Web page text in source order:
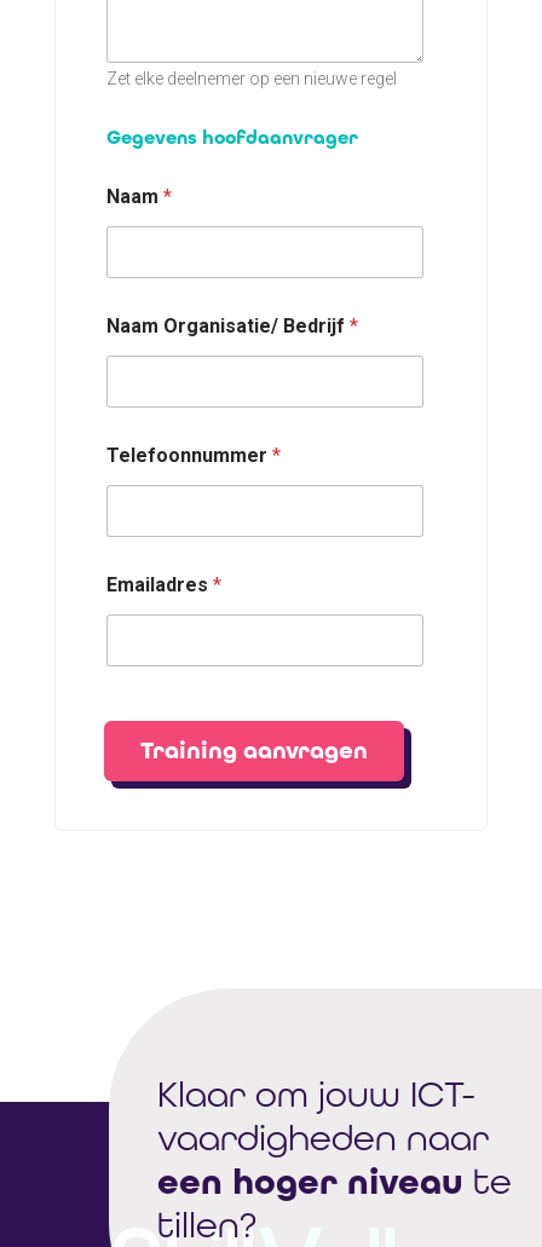
Zet elke deelnemer op een nieuwe regel
Gegevens hoofdaanvrager
Naam *
Naam Organisatie/ Bedrijf *
Telefoonnummer *
Emailadres *
Training aanvragen
Klaar om jouw ICT-
vaardigheden naar
een hoger niveau te
tillen?